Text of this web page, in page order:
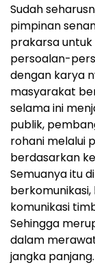
Sudah
pimpinan
prakarsa
persoalan-
dengan karya
masyarakat
selama ini
publik,
rohani melalui
berdasarkan
Semuanya itu
komunikasi
Sehingga
dalam
jangka panjang.